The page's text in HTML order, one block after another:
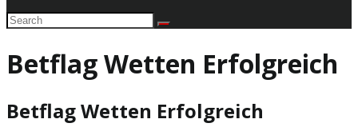
Betflag Wetten Erfolgreich
Betflag Wetten Erfolgreich